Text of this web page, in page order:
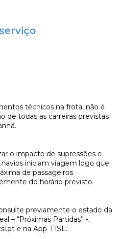
técnicos na frota, não é
de todas as carreiras previstas
o impacto de supressões e
navios iniciam viagem logo que
de passageiros
do horário previsto.
previamente o estado da
– “Próximas Partidas” -,
e na App TTSL.